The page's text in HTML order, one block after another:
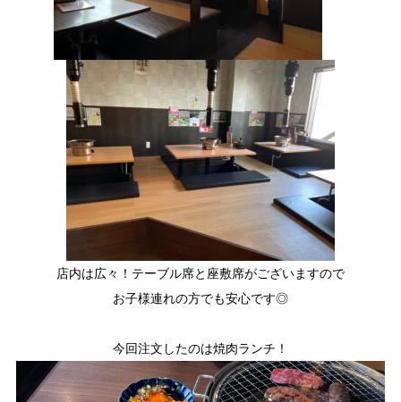
店内は広々！テーブル席と座敷席がございますので
お子様連れの方でも安心です◎
今回注文したのは焼肉ランチ！